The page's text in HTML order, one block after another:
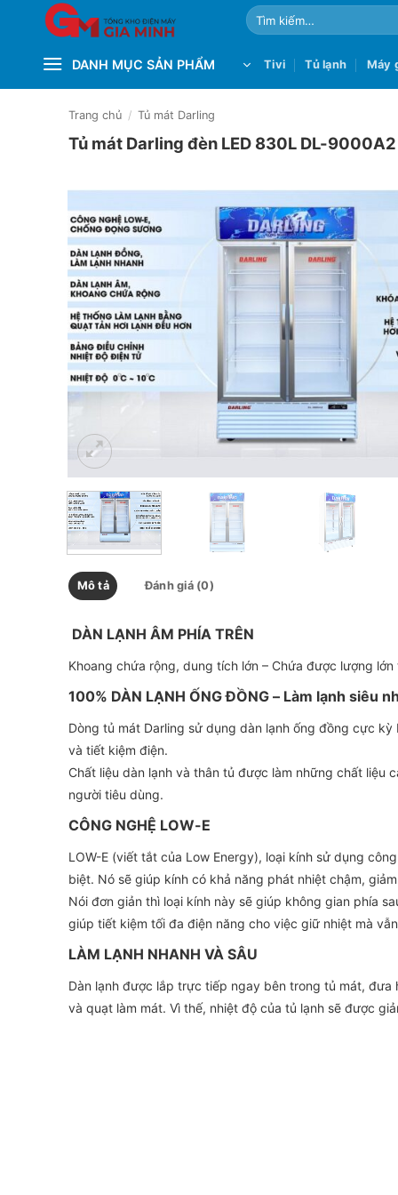
Tìm
kiếm:
DANH MỤC SẢN PHẨM Tivi Tủ lạnh Máy
Trang chủ / Tủ mát Darling
Tủ mát Darling đèn LED 830L DL-9000A2
Mô tả Đánh giá (0)
DÀN LẠNH ÂM PHÍA TRÊN
Khoang chứa rộng, dung tích lớn – Chứa được lượng
100% DÀN LẠNH ỐNG ĐỒNG – Làm lạnh siêu
Dòng tủ mát Darling sử dụng dàn lạnh ống đồng cực
và tiết kiệm điện.
Chất liệu dàn lạnh và thân tủ được làm những chất
người tiêu dùng.
CÔNG NGHỆ LOW-E
LOW-E (viết tắt của Low Energy), loại kính sử dụng
biệt. Nó sẽ giúp kính có khả năng phát nhiệt chậm,
Nói đơn giản thì loại kính này sẽ giúp không gian phía
giúp tiết kiệm tối đa điện năng cho việc giữ nhiệt mà
LÀM LẠNH NHANH VÀ SÂU
Dàn lạnh được lắp trực tiếp ngay bên trong tủ mát,
và quạt làm mát. Vì thế, nhiệt độ của tủ lạnh sẽ được